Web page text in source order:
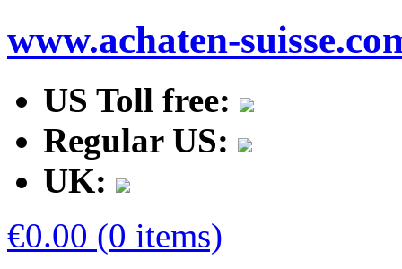
www.achaten-
US Toll free:
Regular US:
UK:
€0.00 (0 items)